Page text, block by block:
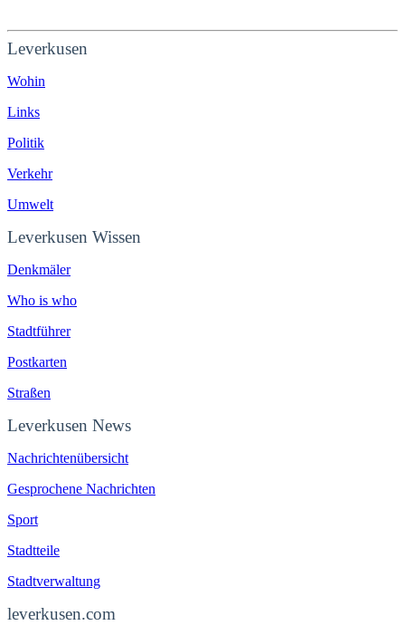
Leverkusen
Wohin
Links
Politik
Verkehr
Umwelt
Leverkusen Wissen
Denkmäler
Who is who
Stadtführer
Postkarten
Straßen
Leverkusen News
Nachrichtenübersicht
Gesprochene Nachrichten
Sport
Stadtteile
Stadtverwaltung
leverkusen.com